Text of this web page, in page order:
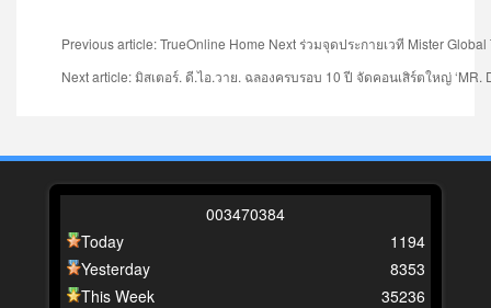
Previous article: TrueOnline Home Next ร่วมจุดประกายเวที Mister
Next article: มิสเตอร์. ดี.ไอ.วาย. ฉลองครบรอบ 10 ปี จัดคอนเสิร์ตใหญ่ ‘MR.
003470384
Today
Yesterday
This Week
1194
8353
35236